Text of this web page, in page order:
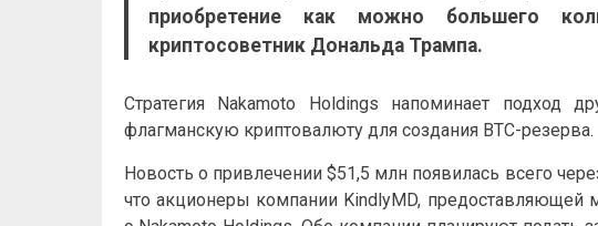
приобретение как можно большего
криптосоветник Дональда Трампа.
Стратегия Nakamoto Holdings напоминает подход
флагманскую криптовалюту для создания BTC-резерва.
Новость о привлечении $51,5 млн появилась всего
что акционеры компании KindlyMD, предоставляющей